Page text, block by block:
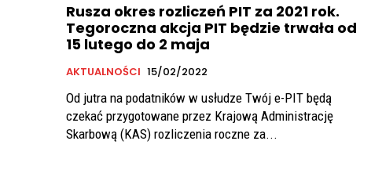
Rusza okres rozliczeń PIT za 2021 rok.
Tegoroczna akcja PIT będzie trwała od
15 lutego do 2 maja
AKTUALNOŚCI 15/02/2022
Od jutra na podatników w usłudze Twój e-PIT będą
czekać przygotowane przez Krajową Administrację
Skarbową (KAS) rozliczenia roczne za...